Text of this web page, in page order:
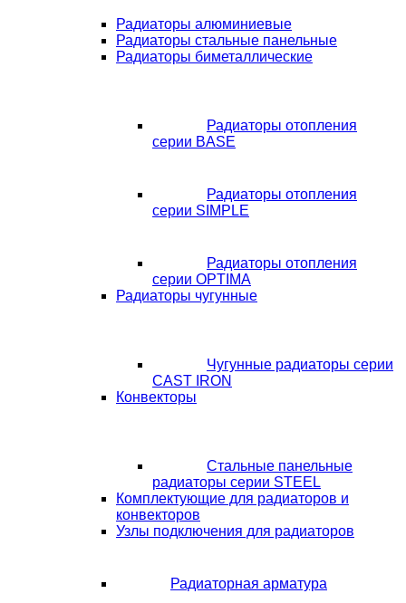
Радиаторы алюминиевые
Радиаторы стальные панельные
Радиаторы биметаллические
Радиаторы отопления
серии BASE
Радиаторы отопления
серии SIMPLE
Радиаторы отопления
серии OPTIMA
Радиаторы чугунные
Чугунные радиаторы серии
CAST IRON
Конвекторы
Стальные панельные
радиаторы серии STEEL
Комплектующие для радиаторов и
конвекторов
Узлы подключения для радиаторов
Радиаторная арматура